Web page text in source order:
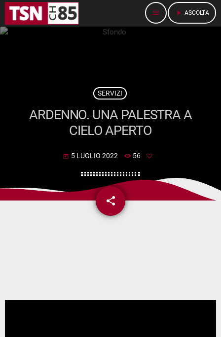
menu play_arrow ASCOLTA
SERVIZI
ARDENNO. UNA PALESTRA A
CIELO APERTO
today 5 LUGLIO 2022 56
share
email